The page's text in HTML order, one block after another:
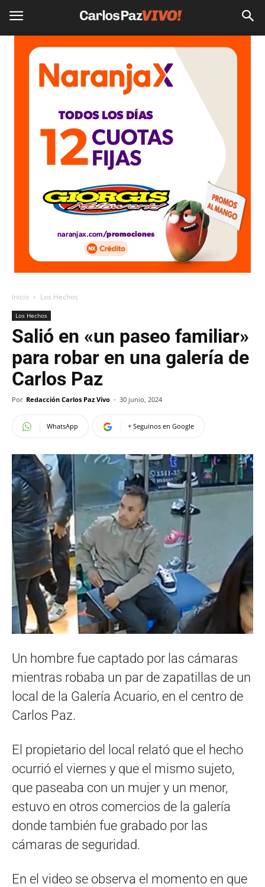
Inicio Los Hechos
Los Hechos
Salió en «un paseo familiar»
para robar en una galería de
Carlos Paz
Por Redacción Carlos Paz Vivo - 30 junio, 2024
WhatsApp + Seguinos en Google
Un hombre fue captado por las cámaras
mientras robaba un par de zapatillas de un
local de la Galería Acuario, en el centro de
Carlos Paz.
El propietario del local relató que el hecho
ocurrió el viernes y que el mismo sujeto,
que paseaba con un mujer y un menor,
estuvo en otros comercios de la galería
donde también fue grabado por las
cámaras de seguridad.
En el video se observa el momento en que